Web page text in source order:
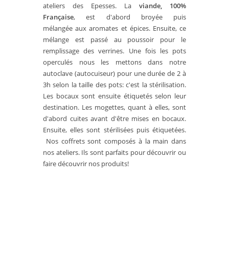
ateliers des Epesses. La viande, 100%
Française, est d'abord broyée puis
mélangée aux aromates et épices. Ensuite, ce
mélange est passé au poussoir pour le
remplissage des verrines. Une fois les pots
operculés nous les mettons dans notre
autoclave (autocuiseur) pour une durée de 2 à
3h selon la taille des pots: c'est la stérilisation.
Les bocaux sont ensuite étiquetés selon leur
destination. Les mogettes, quant à elles, sont
d'abord cuites avant d'être mises en bocaux.
Ensuite, elles sont stérilisées puis étiquetées.
Nos coffrets sont composés à la main dans
nos ateliers. Ils sont parfaits pour découvrir ou
faire découvrir nos produits!